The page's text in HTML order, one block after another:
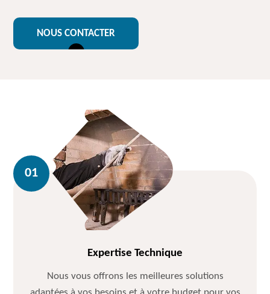
NOUS CONTACTER
Expertise Technique
Nous vous offrons les meilleures solutions